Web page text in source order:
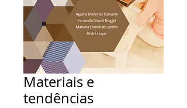
Materiais e
tendências